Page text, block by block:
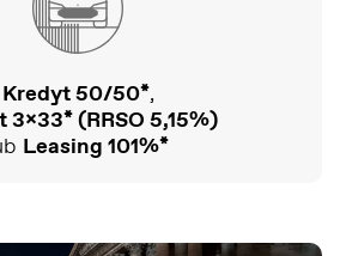
Kredyt 50/50*,
3x33* (RRSO 5,15%)
Leasing 101%*